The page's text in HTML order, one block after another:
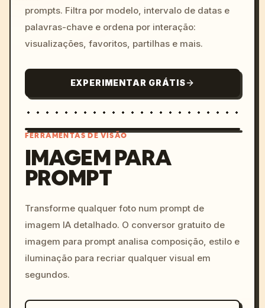
prompts. Filtra por modelo, intervalo de datas e
palavras-chave e ordena por interação:
visualizações, favoritos, partilhas e mais.
EXPERIMENTAR GRÁTIS
colors, 8k --v 6.0
FERRAMENTAS DE VISÃO
IMAGEM PARA
PROMPT
Transforme qualquer foto num prompt de
imagem IA detalhado. O conversor gratuito de
imagem para prompt analisa composição, estilo e
iluminação para recriar qualquer visual em
segundos.